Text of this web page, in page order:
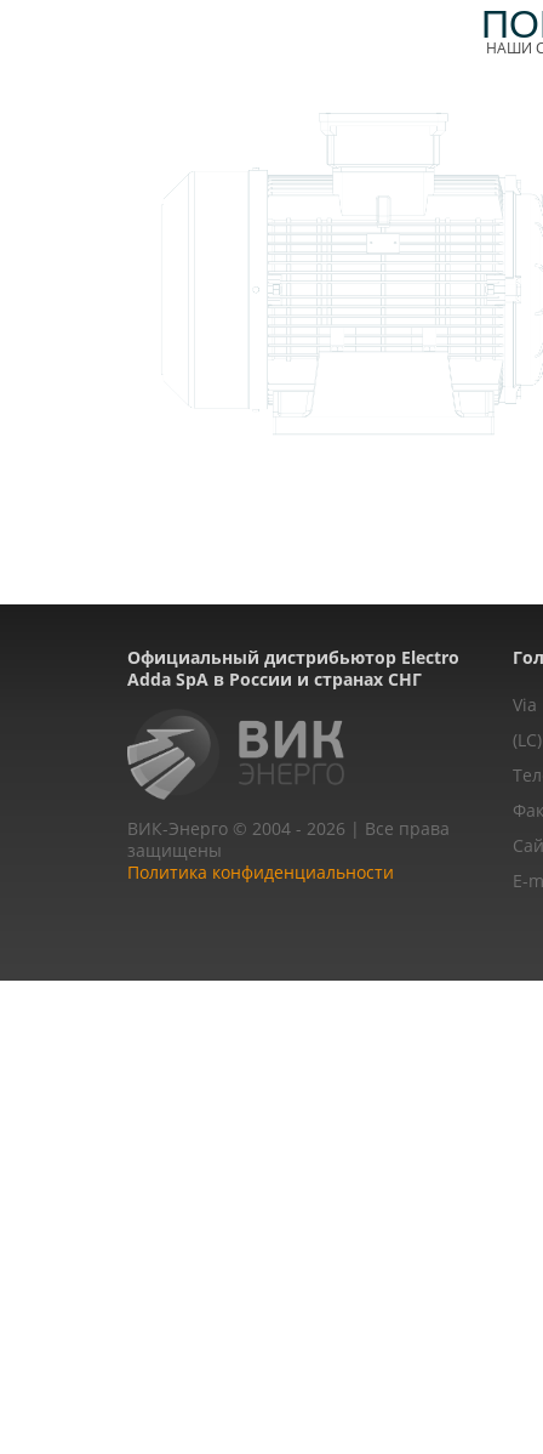
НАШИ
Официальный дистрибьютор Electro
Adda SpA в России и странах СНГ
ВИК-Энерго © 2004 - 2026 | Все права
защищены
Политика конфиденциальности
Via
E-